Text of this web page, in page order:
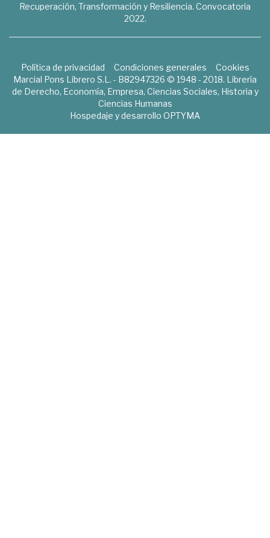
Recuperación, Transformación y Resiliencia. Convocatoria
2022.
Política de privacidad Condiciones generales
Cookies
Marcial Pons Librero S.L. - B82947326 © 1948 - 2018. Librería
de Derecho, Economía, Empresa, Ciencias Sociales, Historia y
Ciencias Humanas
Hospedaje y desarrollo OPTYMA